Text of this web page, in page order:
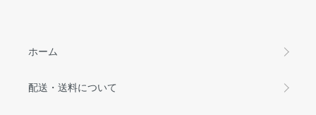
ホーム
配送・送料について